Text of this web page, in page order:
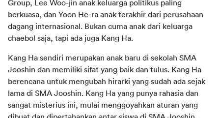
Group, Lee Woo-jin anak keluarga politikus paling
berkuasa, dan Yoon He-ra anak terakhir dari perusahaan
dagang internasional. Bukan cuma anak dari keluarga
chaebol saja, tapi ada juga Kang Ha.
Kang Ha sendiri merupakan anak baru di sekolah SMA
Jooshin dan memiliki sifat yang baik dan tulus. Kang Ha
berencana untuk mengubah hirarki yang sudah ada sejak
lama di SMA Jooshin. Kang Ha yang punya rahasia dan
sangat misterius ini, mulai menggoyahkan aturan yang